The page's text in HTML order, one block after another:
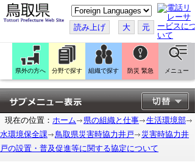
こ
の
ペ
ー
ジ
翻
訳
す
る
読み上げ 大 元
県外の方へ 分野で探す 組織で探す 防災 緊急 メニュー
現在の位置： ホーム 県の組織と仕事
生活環境部
水環境保全課
鳥取県災害時協力井戸
災害時協力井
戸の設置・普及促進等に関する協定について